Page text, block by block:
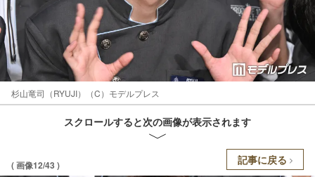
杉山竜司（RYUJI）（C）モデルプレス
スクロールすると次の画像が表示されます
( 画像12/43 ) 記事に戻る